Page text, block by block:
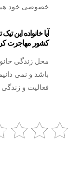
خصوصی خود
آیا خانواده این
کشور مهاجرت
محل زندگی
باشد و نمی
فعالیت و